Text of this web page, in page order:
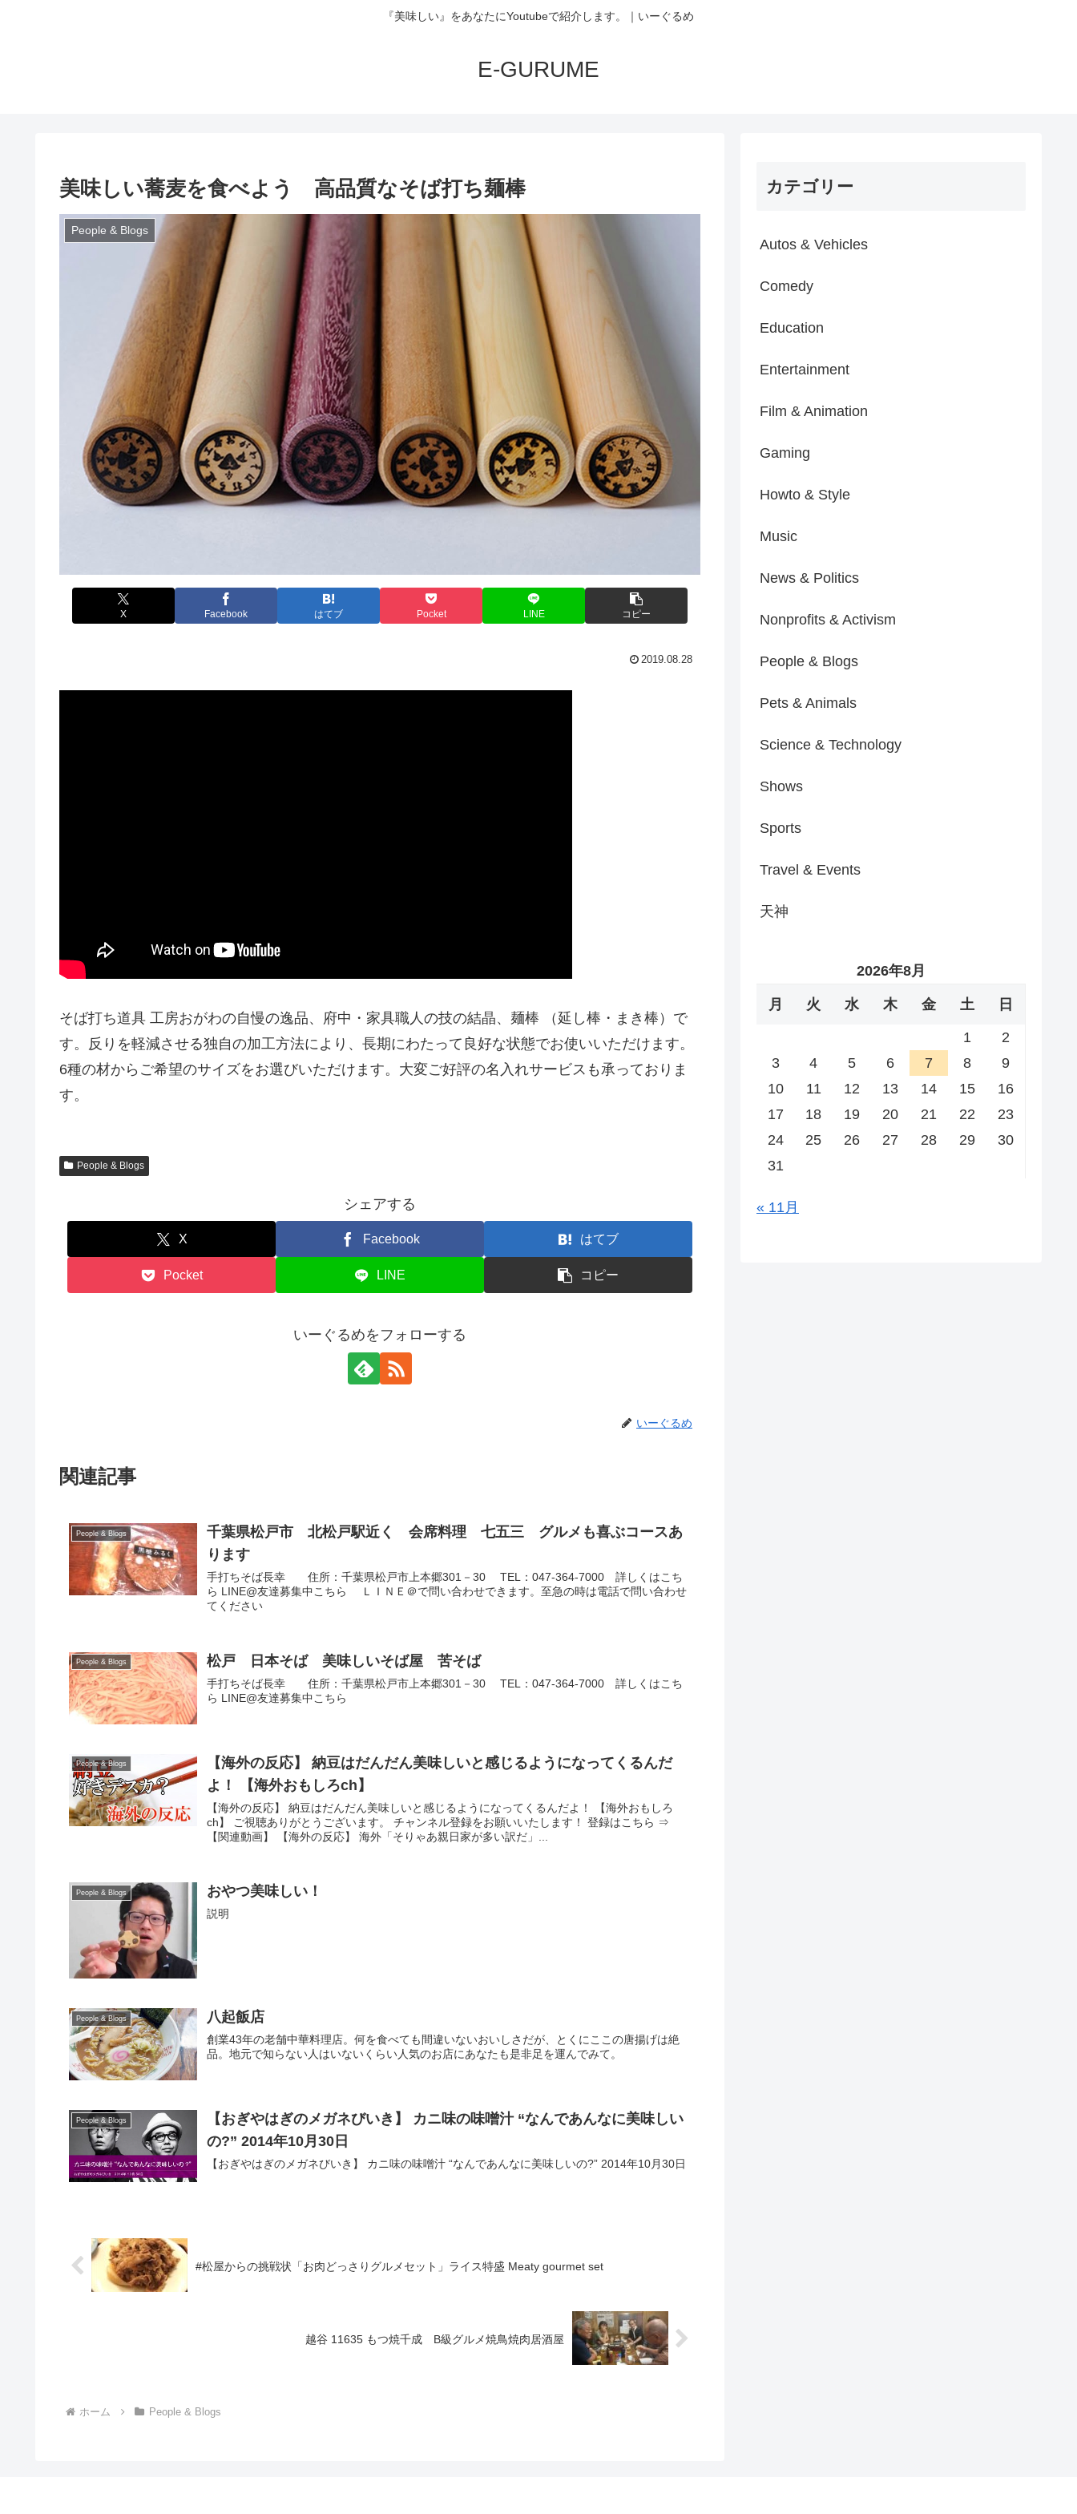
『美味しい』をあなたにYoutubeで紹介します。｜いーぐるめ
E-GURUME
美味しい蕎麦を食べよう 高品質なそば打ち麺棒
People & Blogs
X Facebook はてブ Pocket LINE コピー
2019.08.28
そば打ち道具 工房おがわの自慢の逸品、府中・家具職人の技の結晶、麺棒 （延し棒・まき棒）で
す。反りを軽減させる独自の加工方法により、長期にわたって良好な状態でお使いいただけます。
6種の材からご希望のサイズをお選びいただけます。大変ご好評の名入れサービスも承っておりま
す。
People & Blogs
シェアする
X Facebook はてブ
Pocket LINE コピー
いーぐるめをフォローする
いーぐるめ
関連記事
People & Blogs
千葉県松戸市 北松戸駅近く 会席料理 七五三 グルメも喜ぶコースあ
ります
手打ちそば長幸 住所：千葉県松戸市上本郷301－30 TEL：047-364-7000 詳しくはこち
ら LINE@友達募集中こちら ＬＩＮＥ＠で問い合わせできます。至急の時は電話で問い合わせ
てください
People & Blogs 松戸 日本そば 美味しいそば屋 苦そば
手打ちそば長幸 住所：千葉県松戸市上本郷301－30 TEL：047-364-7000 詳しくはこち
ら LINE@友達募集中こちら
People & Blogs
【海外の反応】 納豆はだんだん美味しいと感じるようになってくるんだ
よ！ 【海外おもしろch】
【海外の反応】 納豆はだんだん美味しいと感じるようになってくるんだよ！ 【海外おもしろ
ch】 ご視聴ありがとうございます。 チャンネル登録をお願いいたします！ 登録はこちら ⇒
【関連動画】 【海外の反応】 海外「そりゃあ親日家が多い訳だ」...
People & Blogs おやつ美味しい！
説明
People & Blogs 八起飯店
創業43年の老舗中華料理店。何を食べても間違いないおいしさだが、とくにここの唐揚げは絶
品。地元で知らない人はいないくらい人気のお店にあなたも是非足を運んでみて。
People & Blogs
【おぎやはぎのメガネびいき】 カニ味の味噌汁 “なんであんなに美味しい
の?” 2014年10月30日
【おぎやはぎのメガネびいき】 カニ味の味噌汁 “なんであんなに美味しいの?” 2014年10月30日
#松屋からの挑戦状「お肉どっさりグルメセット」ライス特盛 Meaty gourmet set
越谷 11635 もつ焼千成 B級グルメ焼鳥焼肉居酒屋
ホーム People & Blogs
カテゴリー
Autos & Vehicles
Comedy
Education
Entertainment
Film & Animation
Gaming
Howto & Style
Music
News & Politics
Nonprofits & Activism
People & Blogs
Pets & Animals
Science & Technology
Shows
Sports
Travel & Events
天神
2026年8月
月 火 水 木 金 土 日
1
2
3
4 5 6 7 8
9
10
11 12 13 14 15
16
17
18 19 20 21 22
23
24
25 26 27 28 29
30
31
« 11月